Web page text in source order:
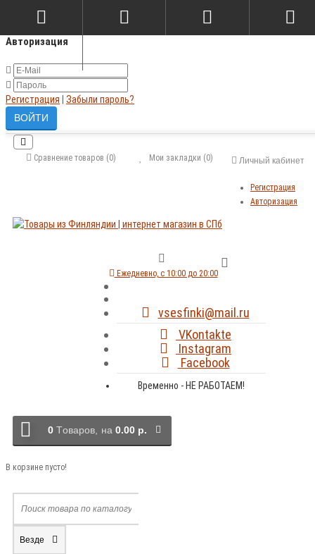
Авторизация
Регистрация Забыли пароль?
Личный кабинет
Регистрация
Авторизация
Мои закладки (0)
Сравнение товаров (0)
Ежедневно, с 10:00 до 20:00
vsesfinki@mail.ru
VKontakte
Instagram
Facebook
Временно - НЕ РАБОТАЕМ!
0 Tоваров, на 0.00 р.
В корзине пусто!
Везде